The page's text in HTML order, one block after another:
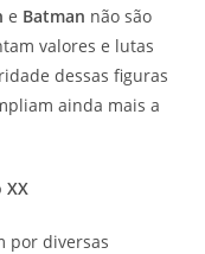
e Batman não são
valores e lutas
dessas figuras
ainda mais a
XX
por diversas